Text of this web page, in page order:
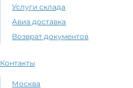
Услуги склада
Авиа доставка
Возврат документов
Контакты
Москва